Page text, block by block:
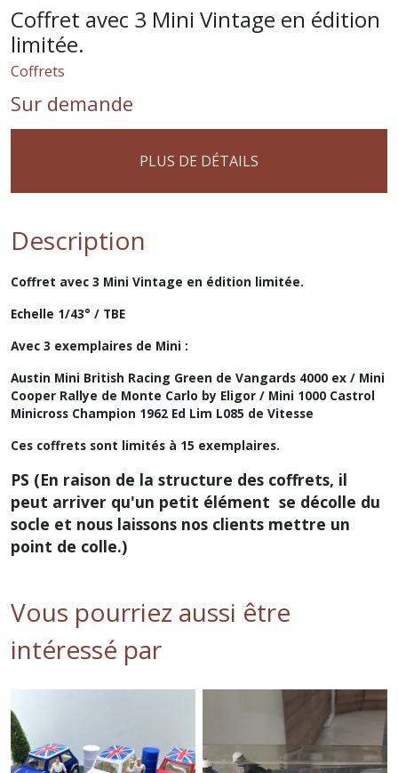
Coffret avec 3 Mini Vintage en édition
limitée.
Coffrets
Sur demande
PLUS DE DÉTAILS
Description
Coffret avec 3 Mini Vintage en édition limitée.
Echelle 1/43° / TBE
Avec 3 exemplaires de Mini :
Austin Mini British Racing Green de Vangards 4000 ex / Mini
Cooper Rallye de Monte Carlo by Eligor / Mini 1000 Castrol
Minicross Champion 1962 Ed Lim L085 de Vitesse
Ces coffrets sont limités à 15 exemplaires.
PS (En raison de la structure des coffrets, il
peut arriver qu'un petit élément se décolle du
socle et nous laissons nos clients mettre un
point de colle.)
Vous pourriez aussi être
intéressé par